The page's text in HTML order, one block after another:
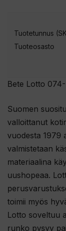
Bete Lotto
Suomen
valloittanut
vuodesta 1979
valmistetaan
materiaalina
uushopeaa.
toimii myös
Lotto soveltuu
runko pysyy
Tuotetunnus
Tuoteosasto